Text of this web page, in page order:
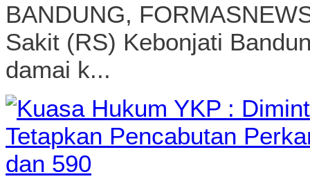
BANDUNG,
Sakit (RS) Kebonjati
damai k...